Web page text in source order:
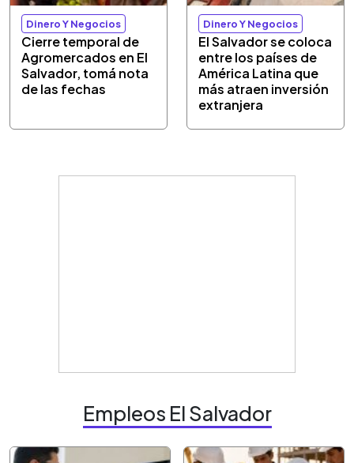
Dinero Y Negocios
Cierre temporal de
Agromercados en El
Salvador, tomá nota
de las fechas
Dinero Y Negocios
El Salvador se coloca
entre los países de
América Latina que
más atraen inversión
extranjera
Empleos El Salvador